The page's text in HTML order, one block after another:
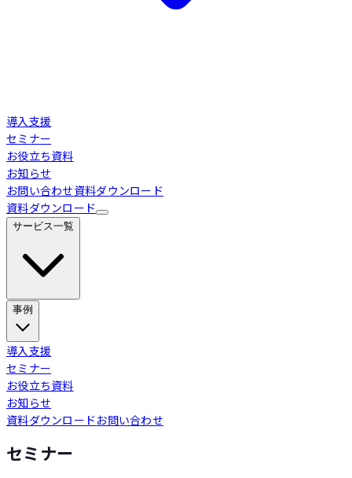
導入支援
セミナー
お役立ち資料
お知らせ
お問い合わせ資料ダウンロード
資料ダウンロード
サービス一覧
Loglass 経営管理
Loglass 人員計画
Loglass 設備投資計画
事例
導入事例
導入支援
セミナー
お役立ち資料
お知らせ
資料ダウンロードお問い合わせ
セミナー